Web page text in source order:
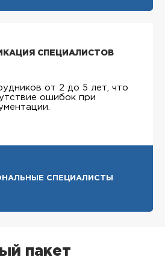
СПЕЦИАЛИСТОВ
от 2 до 5 лет, что
ошибок при
СПЕЦИАЛИСТЫ
пакет